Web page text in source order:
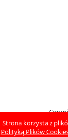
Strona korzysta z
Polityką Plików